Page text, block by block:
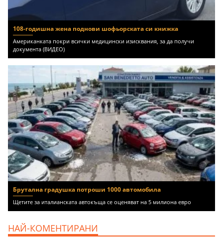
108-годишна жена поднови шофьорската си книжка
Американката покри всички медицински изисквания, за да получи
документа (ВИДЕО)
Брутална градушка потроши 1000 автомобила
Щетите за италианската автокъща се оценяват на 5 милиона евро
НАЙ-КОМЕНТИРАНИ